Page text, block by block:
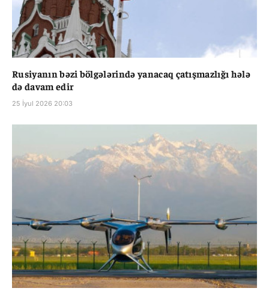
Rusiyanın bəzi bölgələrində yanacaq çatışmazlığı hələ
də davam edir
25 İyul 2026 20:03